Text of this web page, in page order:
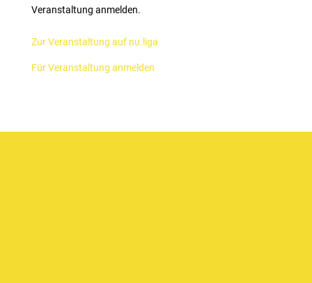
Veranstaltung anmelden.
Zur Veranstaltung auf nu.liga
Für Veranstaltung anmelden